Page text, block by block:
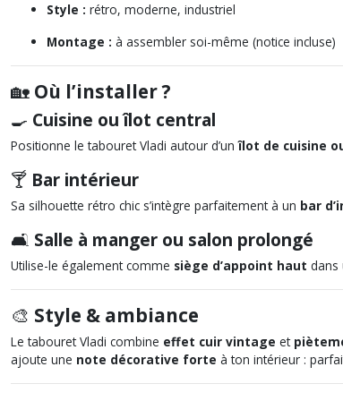
Style : rétro, moderne, industriel
Montage : à assembler soi-même (notice incluse)
🏡 Où l’installer ?
🍳 Cuisine ou îlot central
Positionne le tabouret Vladi autour d’unîlot de cuisine
🍸 Bar intérieur
Sa silhouette rétro chic s’intègre parfaitement à un bar
🛋️ Salle à manger ou salon prolongé
Utilise-le également comme siège d’appoint haut dans
🎨 Style & ambiance
Le tabouret Vladi combine effet cuir vintage et
ajoute une note décorative forte à ton intérieur :